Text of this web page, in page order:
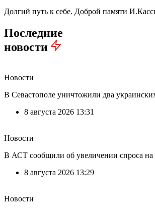
Долгий путь к себе. Доброй памяти
Последние
новости
Новости
В Севастополе уничтожили два
8 августа 2026 13:31
Новости
В АСТ сообщили об увеличении спроса на
8 августа 2026 13:29
Новости